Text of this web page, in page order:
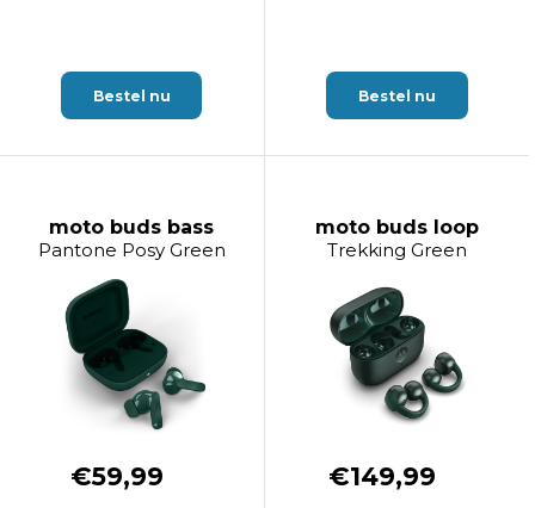
Bestel nu Bestel nu
moto buds bass
Pantone Posy Green
€59,99
moto buds loop
Trekking Green
€149,99